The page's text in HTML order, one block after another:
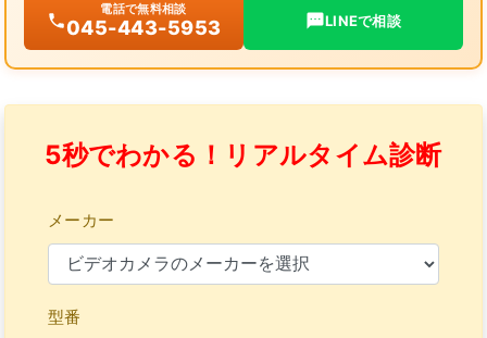
電話で無料相談
045-443-5953 LINEで相談
5秒でわかる！リアルタイム診断
メーカー
型番